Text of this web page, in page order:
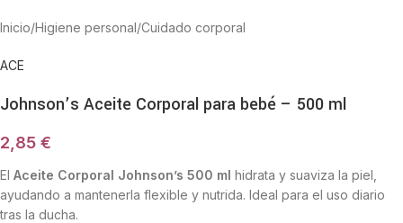
Inicio/Higiene personal/Cuidado corporal
ACE
Johnson’s Aceite Corporal para bebé – 500 ml
2,85 €
El Aceite Corporal Johnson’s 500 ml hidrata y suaviza la piel,
ayudando a mantenerla flexible y nutrida. Ideal para el uso diario
tras la ducha.